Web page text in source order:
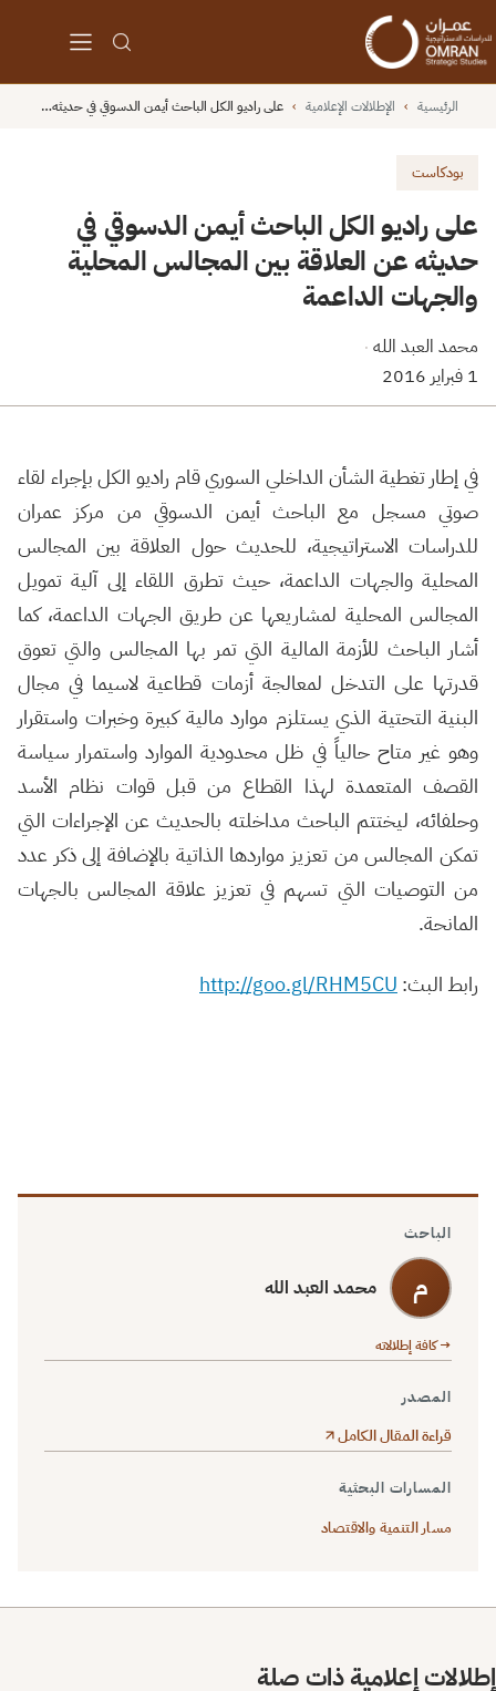
الرئيسية › الإطلالات الإعلامية › على راديو الكل الباحث أيمن الدسوقي في حديثه…
بودكاست
على راديو الكل الباحث أيمن الدسوقي في
حديثه عن العلاقة بين المجالس المحلية
والجهات الداعمة
محمد العبد الله ·
1 فبراير 2016
في إطار تغطية الشأن الداخلي السوري قام راديو الكل بإجراء لقاء
صوتي مسجل مع الباحث أيمن الدسوقي من مركز عمران
للدراسات الاستراتيجية، للحديث حول العلاقة بين المجالس
المحلية والجهات الداعمة، حيث تطرق اللقاء إلى آلية تمويل
المجالس المحلية لمشاريعها عن طريق الجهات الداعمة، كما
أشار الباحث للأزمة المالية التي تمر بها المجالس والتي تعوق
قدرتها على التدخل لمعالجة أزمات قطاعية لاسيما في مجال
البنية التحتية الذي يستلزم موارد مالية كبيرة وخبرات واستقرار
وهو غير متاح حالياً في ظل محدودية الموارد واستمرار سياسة
القصف المتعمدة لهذا القطاع من قبل قوات نظام الأسد
وحلفائه، ليختتم الباحث مداخلته بالحديث عن الإجراءات التي
تمكن المجالس من تعزيز مواردها الذاتية بالإضافة إلى ذكر عدد
من التوصيات التي تسهم في تعزيز علاقة المجالس بالجهات
المانحة.
رابط البث: http://goo.gl/RHM5CU
الباحث
م محمد العبد الله
→ كافة إطلالاته
المصدر
قراءة المقال الكامل
المسارات البحثية
مسار التنمية والاقتصاد
إطلالات إعلامية ذات صلة